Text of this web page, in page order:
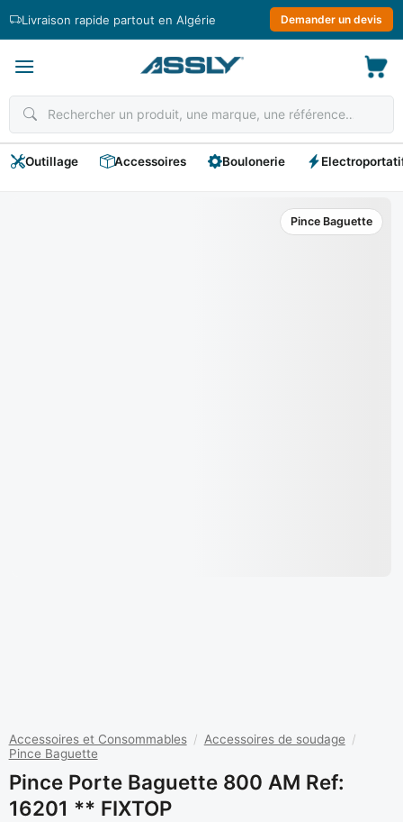
Livraison rapide partout en Algérie Demander un devis
Outillage Accessoires Boulonerie
Pince Baguette
Accessoires et Consommables / Accessoires de soudage /
Pince Baguette
Pince Porte Baguette 800 AM Ref:
16201 ** FIXTOP